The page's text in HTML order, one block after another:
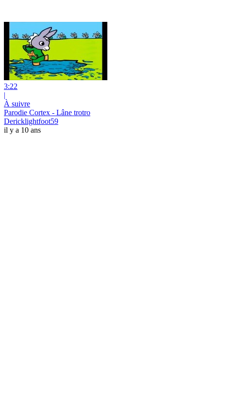
3:22
|
À suivre
Parodie Cortex - Lâne trotro
Dericklightfoot59
il y a 10 ans